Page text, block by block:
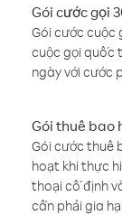
Gói cước gọi
Gói cước cuộc
cuộc gọi quốc
ngày với cước
Gói thuê bao
Gói cước thuê
hoạt khi thực
thoại cố định
cần phải gia